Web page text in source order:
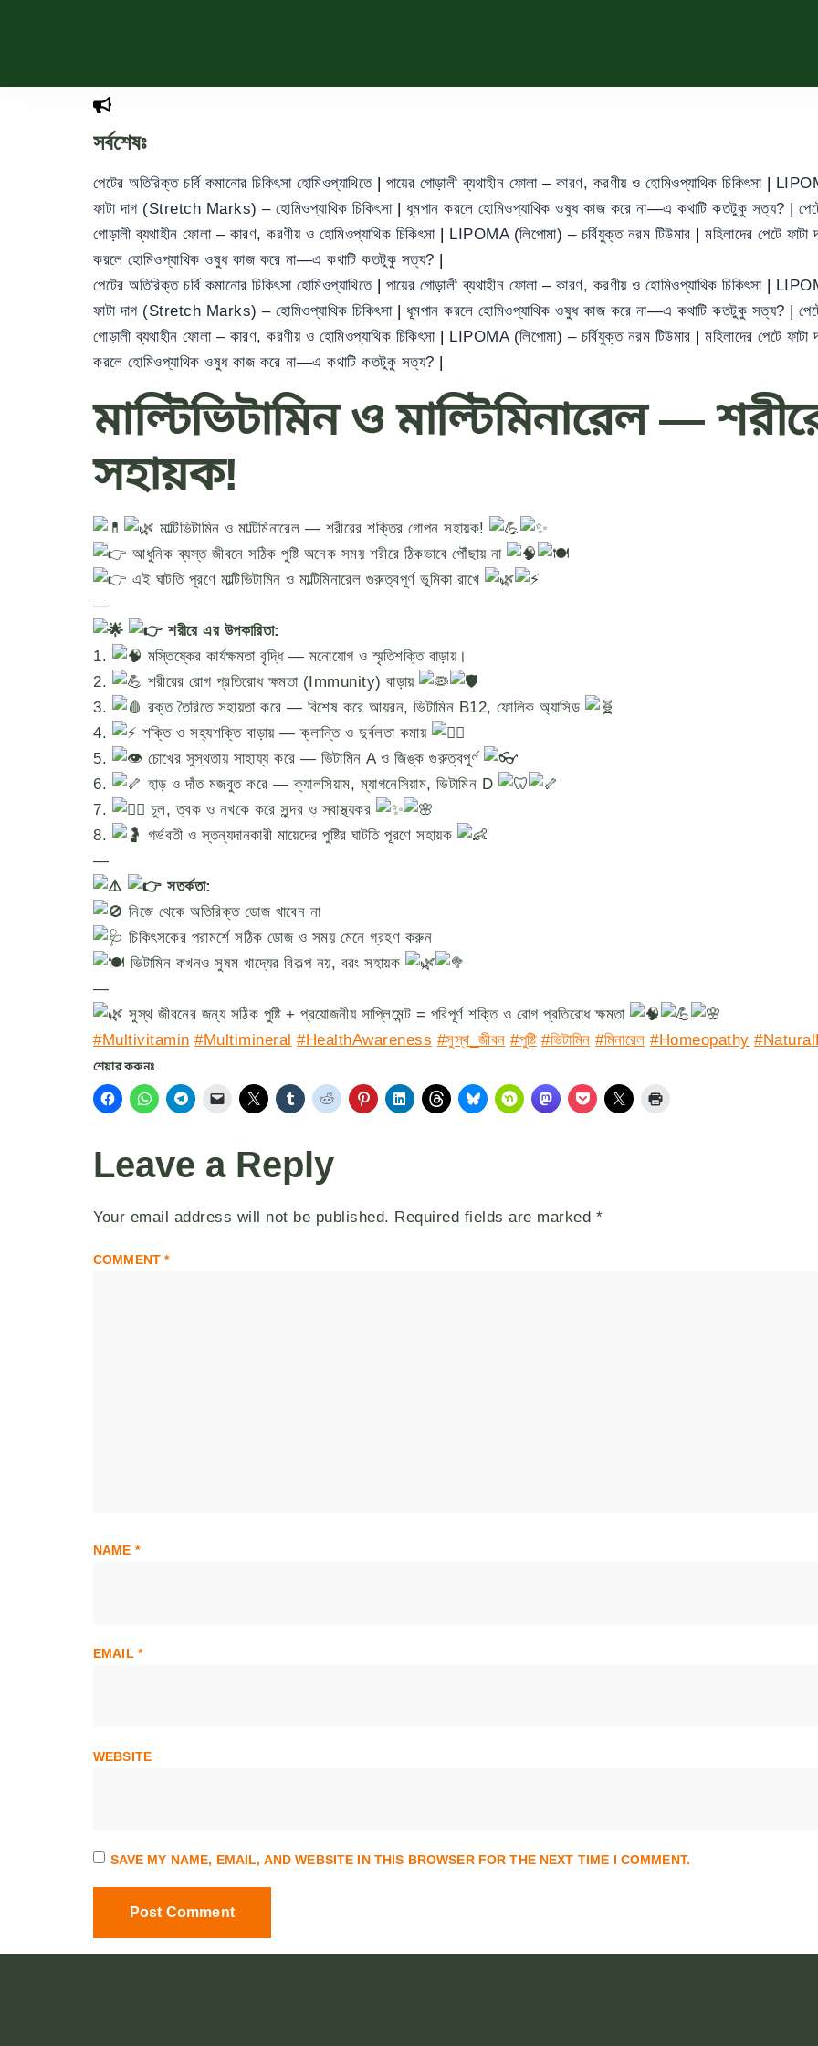
সর্বশেষঃ
পেটের অতিরিক্ত চর্বি কমানোর চিকিৎসা হোমিওপ্যাথিতে | পায়ের গোড়ালী ব্যথাহীন ফোলা – কারণ, করণীয় ও হোমিওপ্যাথিক চিকিৎসা |
ফাটা দাগ (Stretch Marks) – হোমিওপ্যাথিক চিকিৎসা | ধূমপান করলে হোমিওপ্যাথিক ওষুধ কাজ করে না—এ কথাটি কতটুকু সত্য? |
গোড়ালী ব্যথাহীন ফোলা – কারণ, করণীয় ও হোমিওপ্যাথিক চিকিৎসা | LIPOMA (লিপোমা) – চর্বিযুক্ত নরম টিউমার | মহিলাদের পেটে
করলে হোমিওপ্যাথিক ওষুধ কাজ করে না—এ কথাটি কতটুকু সত্য? |
পেটের অতিরিক্ত চর্বি কমানোর চিকিৎসা হোমিওপ্যাথিতে | পায়ের গোড়ালী ব্যথাহীন ফোলা – কারণ, করণীয় ও হোমিওপ্যাথিক চিকিৎসা |
ফাটা দাগ (Stretch Marks) – হোমিওপ্যাথিক চিকিৎসা | ধূমপান করলে হোমিওপ্যাথিক ওষুধ কাজ করে না—এ কথাটি কতটুকু সত্য? |
গোড়ালী ব্যথাহীন ফোলা – কারণ, করণীয় ও হোমিওপ্যাথিক চিকিৎসা | LIPOMA (লিপোমা) – চর্বিযুক্ত নরম টিউমার | মহিলাদের পেটে
করলে হোমিওপ্যাথিক ওষুধ কাজ করে না—এ কথাটি কতটুকু সত্য? |
মাল্টিভিটামিন ও মাল্টিমিনারেল —
সহায়ক!
মাল্টিভিটামিন ও মাল্টিমিনারেল — শরীরের শক্তির গোপন সহায়ক!
আধুনিক ব্যস্ত জীবনে সঠিক পুষ্টি অনেক সময় শরীরে ঠিকভাবে পৌঁছায় না
এই ঘাটতি পূরণে মাল্টিভিটামিন ও মাল্টিমিনারেল গুরুত্বপূর্ণ ভূমিকা রাখে
—
শরীরে এর উপকারিতা:
1.
মস্তিষ্কের কার্যক্ষমতা বৃদ্ধি — মনোযোগ ও স্মৃতিশক্তি বাড়ায়।
2.
শরীরের রোগ প্রতিরোধ ক্ষমতা (Immunity) বাড়ায়
3.
রক্ত তৈরিতে সহায়তা করে — বিশেষ করে আয়রন, ভিটামিন B12, ফোলিক অ্যাসিড
4.
শক্তি ও সহ্যশক্তি বাড়ায় — ক্লান্তি ও দুর্বলতা কমায়
5.
চোখের সুস্থতায় সাহায্য করে — ভিটামিন A ও জিঙ্ক গুরুত্বপূর্ণ
6.
হাড় ও দাঁত মজবুত করে — ক্যালসিয়াম, ম্যাগনেসিয়াম, ভিটামিন D
7.
চুল, ত্বক ও নখকে করে সুন্দর ও স্বাস্থ্যকর
8.
গর্ভবতী ও স্তন্যদানকারী মায়েদের পুষ্টির ঘাটতি পূরণে সহায়ক
—
সতর্কতা:
নিজে থেকে অতিরিক্ত ডোজ খাবেন না
চিকিৎসকের পরামর্শে সঠিক ডোজ ও সময় মেনে গ্রহণ করুন
ভিটামিন কখনও সুষম খাদ্যের বিকল্প নয়, বরং সহায়ক
—
সুস্থ জীবনের জন্য সঠিক পুষ্টি + প্রয়োজনীয় সাপ্লিমেন্ট = পরিপূর্ণ শক্তি ও রোগ প্রতিরোধ ক্ষমতা
#Multivitamin #Multimineral #HealthAwareness #সুস্থ_জীবন #পুষ্টি #ভিটামিন #মিনারেল #Homeopathy
শেয়ার করুনঃ
Leave a Reply
Your email address will not be published. Required fields are marked *
COMMENT*
NAME *
EMAIL *
WEBSITE
SAVE MY NAME, EMAIL, AND WEBSITE IN THIS BROWSER FOR THE NEXT TIME I COMMENT.